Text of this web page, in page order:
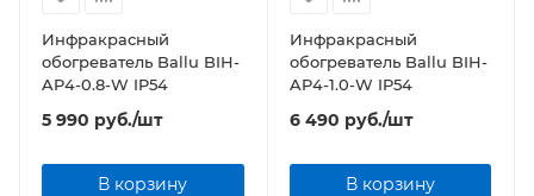
Инфракрасный
обогреватель Ballu BIH-
AP4-0.8-W IP54
5 990 руб./шт
В корзину
Инфракрасный
обогреватель Ballu BIH-
AP4-1.0-W IP54
6 490 руб./шт
В корзину